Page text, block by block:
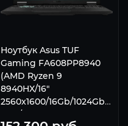
Ноутбук Asus TUF
Gaming FA608PP8940
(AMD Ryzen 9
8940HX/16"
2560x1600/16Gb/1024Gb
SSD/NVIDIA GeForce RTX